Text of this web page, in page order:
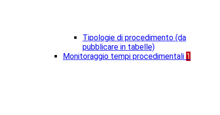
Tipologie di procedimento (da
pubblicare in tabelle)
Monitoraggio tempi procedimentali 1